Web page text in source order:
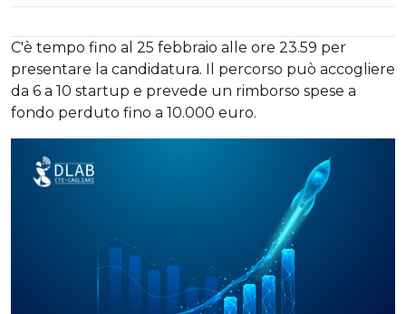
C'è tempo fino al 25 febbraio alle ore 23.59 per
presentare la candidatura. Il percorso può accogliere
da 6 a 10 startup e prevede un rimborso spese a
fondo perduto fino a 10.000 euro.